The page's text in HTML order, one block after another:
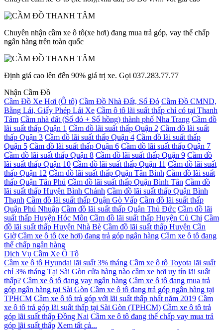
Chuyên nhận cầm xe ô tô(xe hơi) đang mua trả góp, vay thế chấp
ngân hàng trên toàn quốc
Định giá cao lên đến 90% giá trị xe. Gọi 037.283.77.77
Nhận Cầm Đồ
Cầm Đồ Xe Hơi (Ô tô) Cầm Đồ Nhà Đất, Sổ Đỏ Cầm Đồ CMND,
Bằng Lái, Giấy Phép Lái Xe Cầm ô tô lãi suất thấp chỉ có tại Thanh
Tâm Cầm nhà đất (Sổ đỏ + Sổ hồng) thành phố Nha Trang Cầm đồ
lãi suất thấp Quận 1 Cầm đồ lãi suất thấp Quận 2 Cầm đồ lãi suất
thấp Quận 3 Cầm đồ lãi suất thấp Quận 4 Cầm đồ lãi suất thấp
Quận 5 Cầm đồ lãi suất thấp Quận 6 Cầm đồ lãi suất thấp Quận 7
Cầm đồ lãi suất thấp Quận 8 Cầm đồ lãi suất thấp Quận 9 Cầm đồ
lãi suất thấp Quận 10 Cầm đồ lãi suất thấp Quận 11 Cầm đồ lãi suất
thấp Quận 12 Cầm đồ lãi suất thấp Quận Tân Bình Cầm đồ lãi suất
thấp Quận Tân Phú Cầm đồ lãi suất thấp Quận Bình Tân Cầm đồ
lãi suất thấp Huyện Bình Chánh Cầm đồ lãi suất thấp Quận Bình
Thạnh Cầm đồ lãi suất thấp Quận Gò Vấp Cầm đồ lãi suất thấp
Quận Phú Nhuận Cầm đồ lãi suất thấp Quận Thủ Đức Cầm đồ lãi
suất thấp Huyện Hóc Môn Cầm đồ lãi suất thấp Huyện Củ Chi Cầm
đồ lãi suất thấp Huyện Nhà Bè Cầm đồ lãi suất thấp Huyện Cần
Giờ Cầm xe ô tô (xe hơi) đang trả góp ngân hàng Cầm xe ô tô đang
thế chấp ngân hàng
Dịch Vụ Cầm Xe Ô Tô
Cầm xe ô tô Hyundai lãi suất 3% tháng Cầm xe ô tô Toyota lãi suất
chỉ 3% tháng Tại Sài Gòn cửa hàng nào cầm xe hơi uy tín lãi suất
thấp? Cầm xe ô tô đang vay ngân hàng Cầm xe ô tô đang mua trả
góp ngân hàng tại Sài Gòn Cầm xe ô tô đang trả góp ngân hàng tại
TPHCM Cầm xe ô tô trả góp với lãi suất thấp nhất năm 2019 Cầm
xe ô tô trả góp lãi suất thấp tại Sài Gòn (TPHCM) Cầm xe ô tô trả
góp lãi suất thấp Đồng Nai Cầm xe ô tô đang thế chấp vay mua trả
góp lãi suất thấp Xem tất cả...